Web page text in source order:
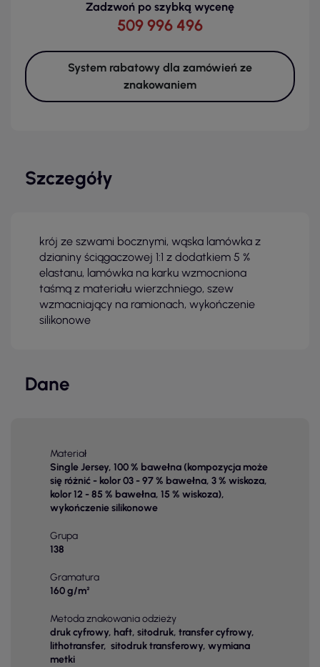
Zadzwoń po szybką wycenę
509 996 496
System rabatowy dla zamówień ze
znakowaniem
Szczegóły
krój ze szwami bocznymi, wąska lamówka z
dzianiny ściągaczowej 1:1 z dodatkiem 5 %
elastanu, lamówka na karku wzmocniona
taśmą z materiału wierzchniego, szew
wzmacniający na ramionach, wykończenie
silikonowe
Dane
Materiał
Single Jersey, 100 % bawełna (kompozycja może
się różnić - kolor 03 - 97 % bawełna, 3 % wiskoza,
kolor 12 - 85 % bawełna, 15 % wiskoza),
wykończenie silikonowe
Grupa
138
Gramatura
160 g/m²
Metoda znakowania odzieży
druk cyfrowy, haft, sitodruk, transfer cyfrowy,
lithotransfer, sitodruk transferowy, wymiana
metki